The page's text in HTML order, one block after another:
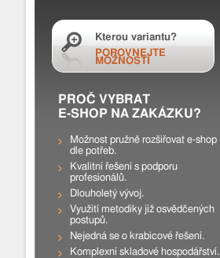
Kterou variantu?
POROVNEJTE
MOŽNOSTI
PROČ VYBRAT
E-SHOP NA ZAKÁZKU?
Možnost pružně rozšiřovat e-shop
dle potřeb.
Kvalitní řešení s podporu
profesionálů.
Dlouholetý vývoj.
Využití metodiky již osvědčených
postupů.
Nejedná se o krabicové řešení.
Komplexní skladové hospodářství.